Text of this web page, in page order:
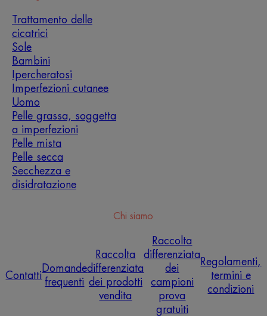
Trattamento delle
cicatrici
Sole
Bambini
Ipercheratosi
Imperfezioni cutanee
Uomo
Pelle grassa, soggetta
a imperfezioni
Pelle mista
Pelle secca
Secchezza e
disidratazione
Chi siamo
Contatti
Domande
frequenti
Raccolta
differenziata
dei prodotti
vendita
Raccolta
differenziata
dei
campioni
prova
gratuiti
Regolamenti,
termini e
condizioni